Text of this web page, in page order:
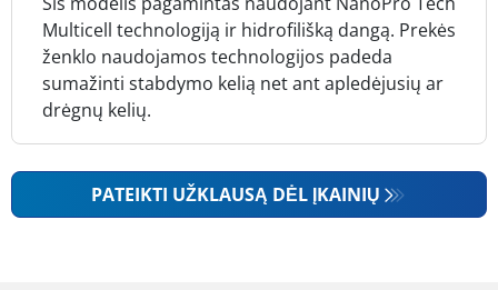
Multicell technologiją ir hidrofilišką dangą. Prekės
ženklo naudojamos technologijos padeda
sumažinti stabdymo kelią net ant apledėjusių ar
drėgnų kelių.
PATEIKTI UŽKLAUSĄ DĖL ĮKAINIŲ